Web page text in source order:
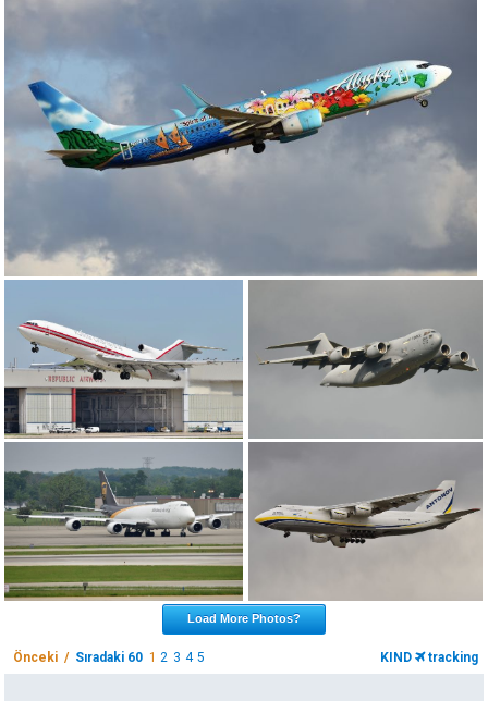
Load More Photos?
Önceki / Sıradaki 60 12 3 4 5 KIND tracking